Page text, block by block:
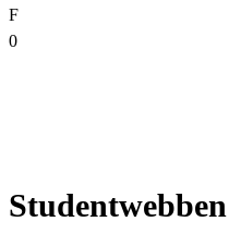
F
0
Studentwebben